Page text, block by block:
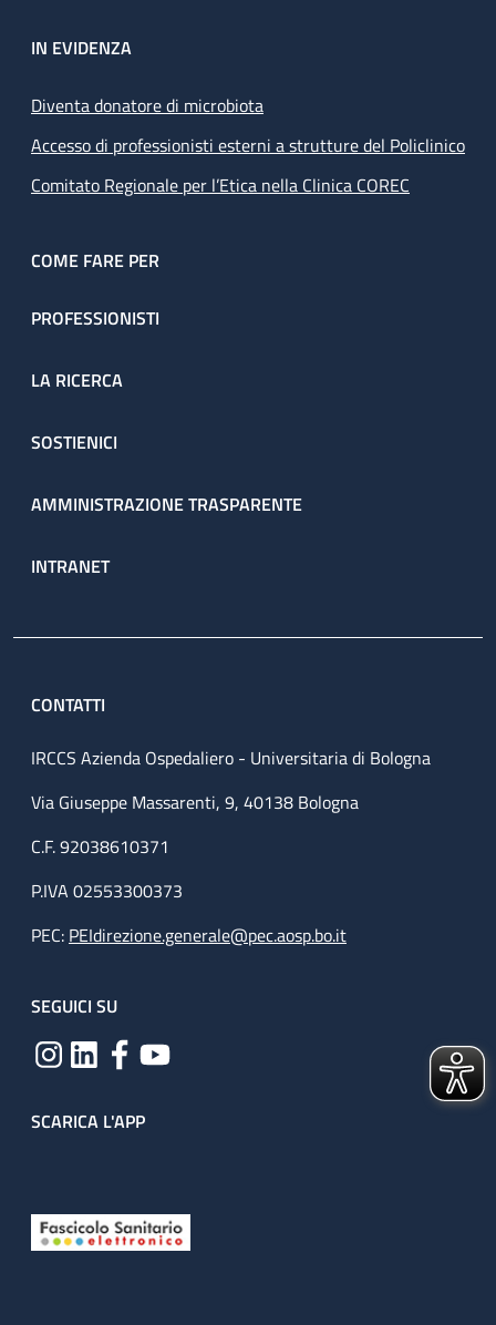
IN EVIDENZA
Diventa donatore di microbiota
Accesso di professionisti esterni a strutture del Policlinico
Comitato Regionale per l’Etica nella Clinica COREC
COME FARE PER
PROFESSIONISTI
LA RICERCA
SOSTIENICI
AMMINISTRAZIONE TRASPARENTE
INTRANET
CONTATTI
IRCCS Azienda Ospedaliero - Universitaria di Bologna
Via Giuseppe Massarenti, 9, 40138 Bologna
C.F. 92038610371
P.IVA 02553300373
PEC: PEIdirezione.generale@pec.aosp.bo.it
SEGUICI SU
SCARICA L'APP